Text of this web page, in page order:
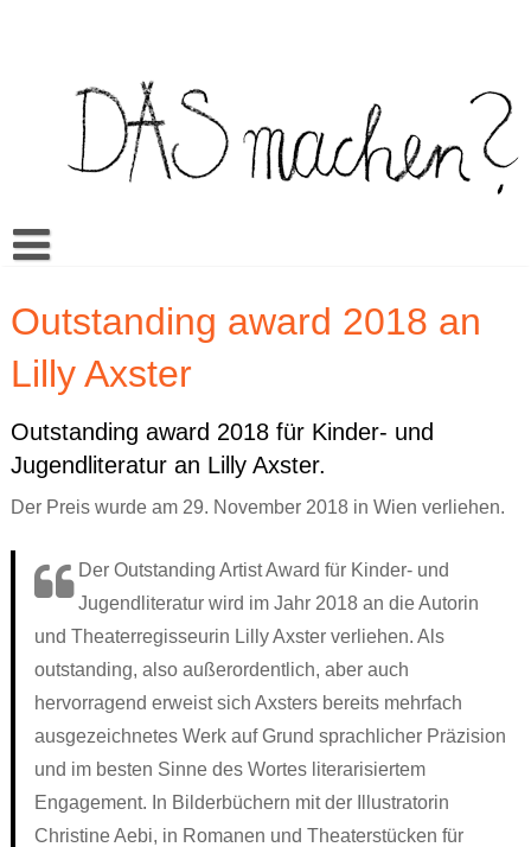
Video Bilderbuch
Multilingua
Doing it? Doing what?
ŞEY yapmak?
TO raditi?
Про ЭТО. Про ЧТО?
العربية
Unterrichtsmaterialien
Es kann sein…
Spiel
Memory
Klassenwörterbuch
Mandos Kleiderkasten
Cansus Frage
Ronnies Auskunft
Jonas‘ Wollhaut
Renis erste Regel
Schwierige Wörterliste
Persönliches Heft
Comic
Warum Das machen?
Sexualerziehung
Rezensionen
Mehr
Ein bisschen wie du // A little like you
Alles gut
Jenny, sieben
Wenn ich groß bin, will ich FRAUlenzen
Die Stadt war nie wach
Atalanta Läufer_in
Dorn
Bildergalerie Christine Aebi
Aktuell
Veranstaltungen
Über uns
Kontakt
Outstanding award 2018 an
Lilly Axster
Outstanding award 2018 für Kinder- und
Jugendliteratur an Lilly Axster.
Der Preis wurde am 29. November 2018 in Wien verliehen.
Der Outstanding Artist Award für Kinder- und
Jugendliteratur wird im Jahr 2018 an die Autorin
und Theaterregisseurin Lilly Axster verliehen. Als
outstanding, also außerordentlich, aber auch
hervorragend erweist sich Axsters bereits mehrfach
ausgezeichnetes Werk auf Grund sprachlicher Präzision
und im besten Sinne des Wortes literarisiertem
Engagement. In Bilderbüchern mit der Illustratorin
Christine Aebi, in Romanen und Theaterstücken für